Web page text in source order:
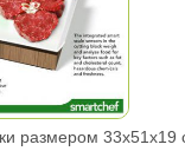
размером 33х51х19